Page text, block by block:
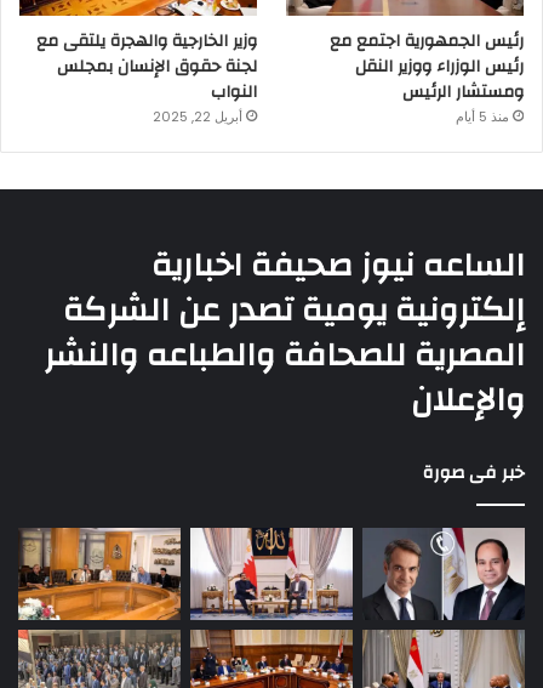
رئيس الجمهورية اجتمع مع
رئيس الوزراء ووزير النقل
ومستشار الرئيس
منذ 5 أيام
وزير الخارجية والهجرة يلتقى مع
لجنة حقوق الإنسان بمجلس
النواب
أبريل 22, 2025
الساعه نيوز صحيفة اخبارية
إلكترونية يومية تصدر عن الشركة
المصرية للصحافة والطباعه والنشر
والإعلان
خبر فى صورة